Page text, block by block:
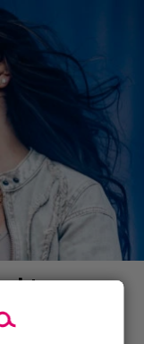
– muista